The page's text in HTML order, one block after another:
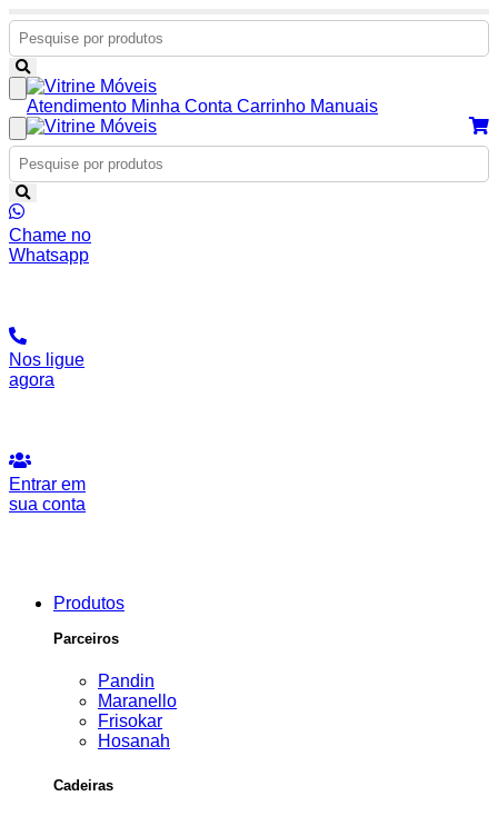
Atendimento Minha Conta Carrinho Manuais
Chame no
Whatsapp
Nos ligue
agora
Entrar em
sua conta
Produtos
Parceiros
Pandin
Maranello
Frisokar
Hosanah
Cadeiras